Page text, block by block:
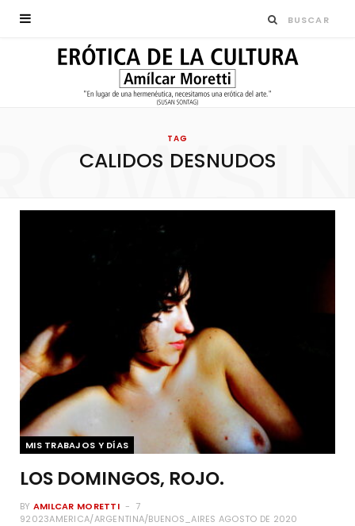
TAG
CALIDOS DESNUDOS
MIS TRABAJOS Y DÍAS
LOS DOMINGOS, ROJO.
BY AMILCAR MORETTI
7
92023AMERICA/ARGENTINA/BUENOS_AIRES AGOSTO DE 2020